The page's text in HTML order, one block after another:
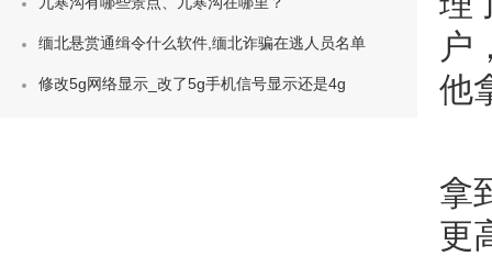
户
他
拿
更
缅北悬赏通缉令什么软件,缅北诈骗在逃人员名单
修改5g网络显示_改了5g手机信号显示还是4g